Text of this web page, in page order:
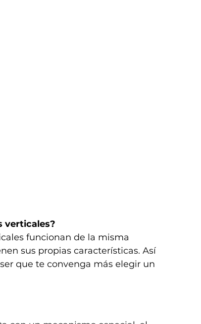
verticales?
funcionan de la misma
sus propias características. Así
que te convenga más elegir un